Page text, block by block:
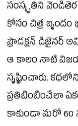
సంస్కృతిని
కోసం చిత్ర
ప్రొడక్షన్ డిజైనర్
ఆ కాలం నాటి
సృష్టించారు.
ప్రతిబింబించేలా
కాకుండా మరో 60